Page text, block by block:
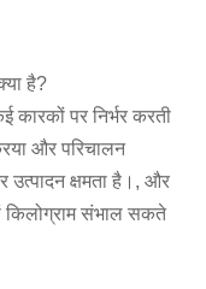
है?
कारकों पर निर्भर करती
और परिचालन
उत्पादन क्षमता है।, और
संभाल सकते